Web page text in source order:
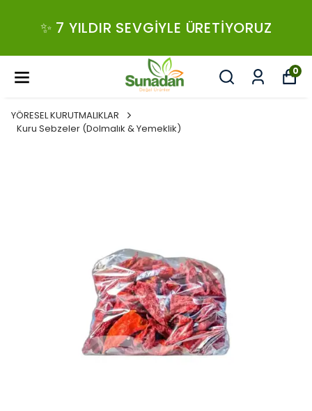
✨ 7 YILDIR SEVGIYLE ÜRETIYORUZ
0
YÖRESEL KURUTMALIKLAR
Kuru Sebzeler (Dolmalık & Yemeklik)